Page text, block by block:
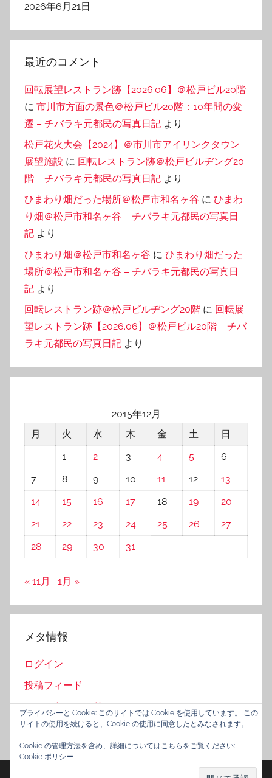
2026年6月21日
最近のコメント
回転展望レストラン跡【2026.06】＠松戸ビル20階
に 市川市方面の景色＠松戸ビル20階：10年間の変
遷 – チバラキ元都民の写真日記 より
松戸花火大会【2024】＠市川市アイリンクタウン
展望施設 に 回転レストラン跡＠松戸ビルヂング20
階 – チバラキ元都民の写真日記 より
ひまわり畑だった場所＠松戸市和名ヶ谷 に ひまわ
り畑＠松戸市和名ヶ谷 – チバラキ元都民の写真日
記 より
ひまわり畑＠松戸市和名ヶ谷 に ひまわり畑だった
場所＠松戸市和名ヶ谷 – チバラキ元都民の写真日
記 より
回転レストラン跡＠松戸ビルヂング20階 に 回転展
望レストラン跡【2026.06】＠松戸ビル20階 – チバ
ラキ元都民の写真日記 より
2015年12月
月
火 水 木 金 土
日
1
2 3 4 5
6
7
8 9 10 11 12
13
14
15 16 17 18 19
20
21
22 23 24 25 26
27
28
29 30 31
« 11月 1月 »
メタ情報
ログイン
投稿フィード
コメントフィード
WordPress.org
プライバシーと Cookie: このサイトでは Cookie を使用しています。 この
サイトの使用を続けると、Cookie の使用に同意したとみなされます。
Cookie の管理方法を含め、詳細についてはこちらをご覧ください:
Cookie ポリシー